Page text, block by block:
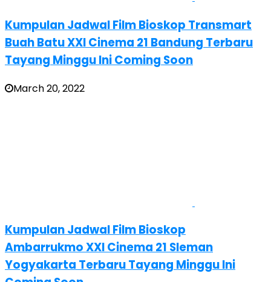
Kumpulan Jadwal Film Bioskop Transmart
Buah Batu XXI Cinema 21 Bandung Terbaru
Tayang Minggu Ini Coming Soon
March 20, 2022
Kumpulan Jadwal Film Bioskop
Ambarrukmo XXI Cinema 21 Sleman
Yogyakarta Terbaru Tayang Minggu Ini